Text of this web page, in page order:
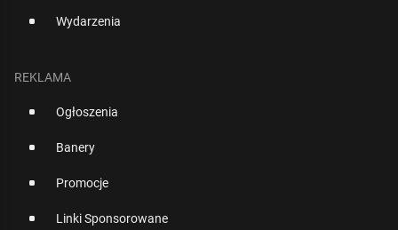
Wydarzenia
REKLAMA
Ogłoszenia
Banery
Promocje
Linki Sponsorowane